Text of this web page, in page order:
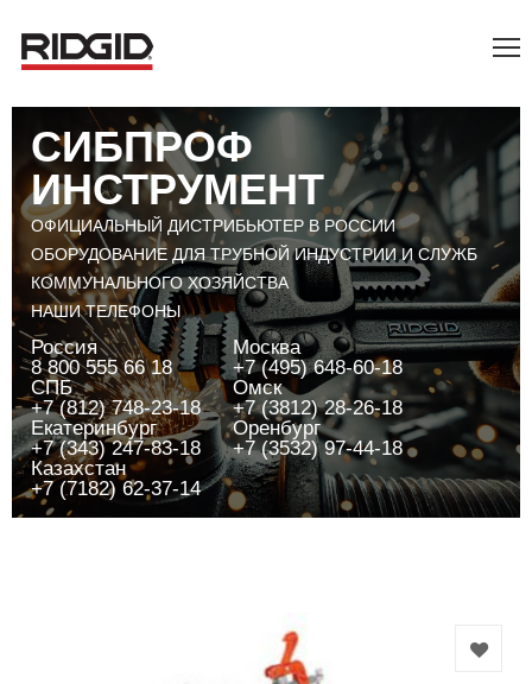
СИБПРОФ
ИНСТРУМЕНТ
ОФИЦИАЛЬНЫЙ ДИСТРИБЬЮТЕР В РОССИИ
ОБОРУДОВАНИЕ ДЛЯ ТРУБНОЙ ИНДУСТРИИ И СЛУЖБ
КОММУНАЛЬНОГО ХОЗЯЙСТВА
НАШИ ТЕЛЕФОНЫ
Россия
8 800 555 66 18
Москва
+7 (495) 648-60-18
СПБ
+7 (812) 748-23-18
Омск
+7 (3812) 28-26-18
Екатеринбург
+7 (343) 247-83-18
Оренбург
+7 (3532) 97-44-18
Казахстан
+7 (7182) 62-37-14